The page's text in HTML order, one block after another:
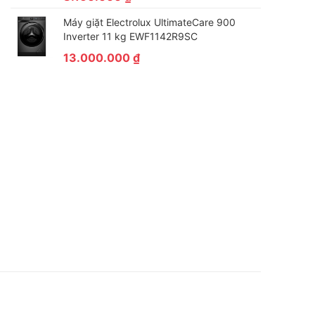
Máy giặt Electrolux UltimateCare 900
Inverter 11 kg EWF1142R9SC
13.000.000₫